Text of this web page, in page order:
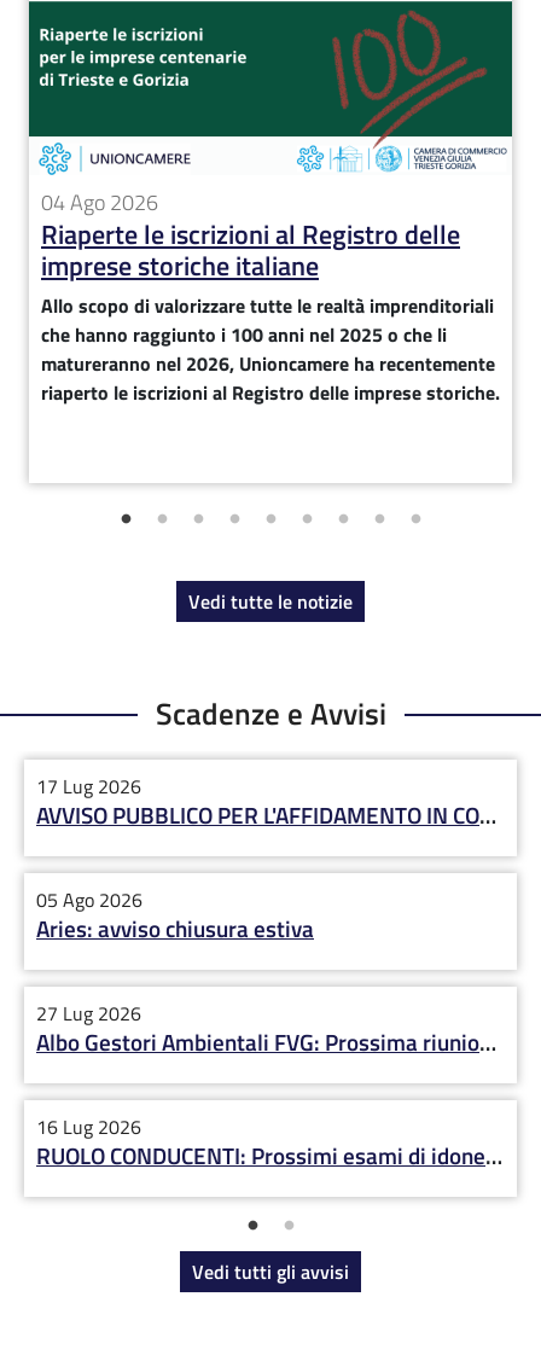
04 Ago 2026
Riaperte le iscrizioni al Registro delle
imprese storiche italiane
Allo scopo di valorizzare tutte le realtà imprenditoriali
che hanno raggiunto i 100 anni nel 2025 o che li
matureranno nel 2026, Unioncamere ha recentemente
riaperto le iscrizioni al Registro delle imprese storiche.
Vedi tutte le notizie
Scadenze e Avvisi
17 Lug 2026
AVVISO PUBBLICO PER L'AFFIDAMENTO IN CONCESSIONE DEL SERVIZIO DI INSTALLAZIONE E GESTIONE DI DISTRIBUTORI AUTOMATICI DI ALIMENTI E BEVANDE
05 Ago 2026
Aries: avviso chiusura estiva
27 Lug 2026
Albo Gestori Ambientali FVG: Prossima riunione Commissione 7 settembre
16 Lug 2026
RUOLO CONDUCENTI: Prossimi esami di idoneità 8 e 29 settembre 2026
Vedi tutti gli avvisi